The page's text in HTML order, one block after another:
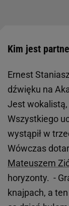
Kim jest
Ernest
dźwięku na
Jest
Wszystkiego
wystąpił w
Wówczas
Mateuszem
horyzonty. -
knajpach, a